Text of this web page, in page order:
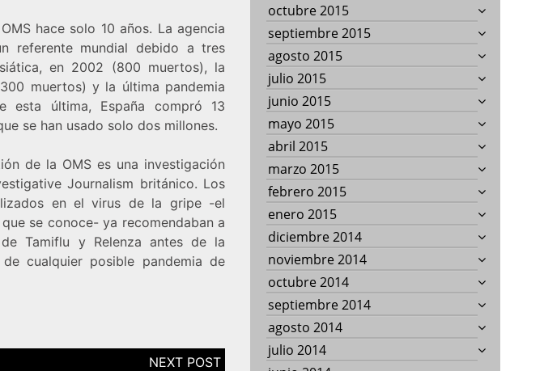
hace solo 10 años. La agencia
referente mundial debido a tres
en 2002 (800 muertos), la
muertos) y la última pandemia
esta última, España compró 13
se han usado solo dos millones.
de la OMS es una investigación
Journalism británico. Los
en el virus de la gripe -el
se conoce- ya recomendaban a
Tamiflu y Relenza antes de la
cualquier posible pandemia de
octubre 2015
septiembre 2015
agosto 2015
julio 2015
junio 2015
mayo 2015
abril 2015
marzo 2015
febrero 2015
enero 2015
diciembre 2014
noviembre 2014
octubre 2014
septiembre 2014
agosto 2014
julio 2014